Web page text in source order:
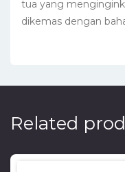
tua yang
dikemas dengan
Related